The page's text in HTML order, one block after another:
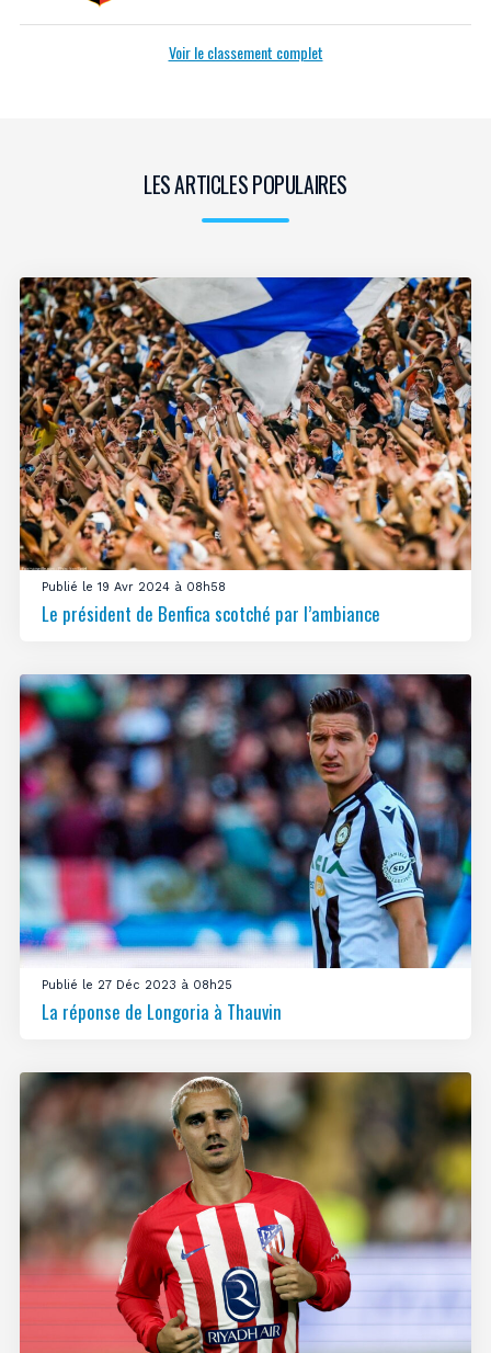
Voir le classement complet
LES ARTICLES POPULAIRES
Publié le 19 Avr 2024 à 08h58
Le président de Benfica scotché par l’ambiance
Publié le 27 Déc 2023 à 08h25
La réponse de Longoria à Thauvin